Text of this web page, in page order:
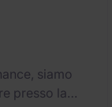
siamo
presso la